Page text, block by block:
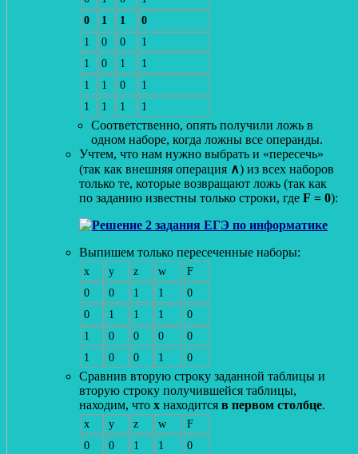
0
1 1
0
1
0 0
1
1
0 1
1
1
1 0
1
1
1 1 1
Соответственно, опять получили ложь в
одном наборе, когда ложны все операнды.
Учтем, что нам нужно выбрать и «пересечь»
(так как внешняя операция ∧) из всех наборов
только те, которые возвращают ложь (так как
по заданию известны только строки, где F = 0):
Выпишем только пересеченные наборы:
x y z w
F
0
0 1 1
0
0
1 1 1
0
1
0 0 0
0
1
0 0 1 0
Сравнив вторую строку заданной таблицы и
вторую строку получившейся таблицы,
находим, что x находится в первом столбце.
x y z w
F
0
0 1 1
0